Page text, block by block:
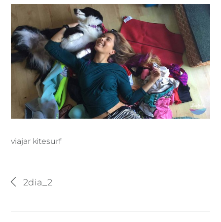
NOVEMBRO 29, 2020 0 0
2dia_2
viajar kitesurf
2dia_2